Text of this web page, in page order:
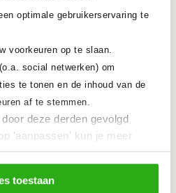
optimale gebruikerservaring te
voorkeuren op te slaan.
social netwerken) om
te tonen en de inhoud van de
af te stemmen.
deze derden gevolgd
'aanpassen' kun je meer
je voorkeuren aanpassen.
klikken, ga je akkoord met het
omschreven in ons
toestaan
for Tourism and
and Research
over
op het gebied